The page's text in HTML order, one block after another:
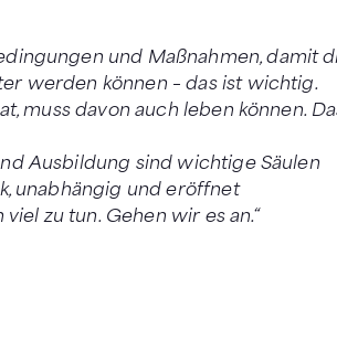
und Maßnahmen, damit
werden können – das ist wichtig.
muss davon auch leben können.
Ausbildung sind wichtige Säulen
unabhängig und eröffnet
zu tun. Gehen wir es an.“